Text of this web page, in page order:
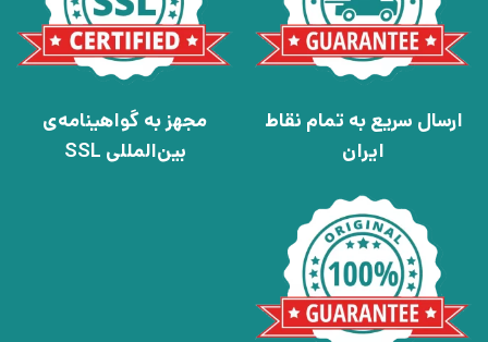
ارسال سریع به تمام نقاط
ایران
مجهز به گواهینامه‌ی
بین‌المللی SSL